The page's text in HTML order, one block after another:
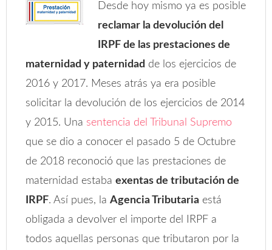
Desde hoy mismo ya es posible
reclamar la devolución del
IRPF de las prestaciones de
maternidad y paternidad de los ejercicios de
2016 y 2017. Meses atrás ya era posible
solicitar la devolución de los ejercicios de 2014
y 2015. Una sentencia del Tribunal Supremo
que se dio a conocer el pasado 5 de Octubre
de 2018 reconoció que las prestaciones de
maternidad estabaexentas de tributación de
IRPF. Así pues, laAgencia Tributaria está
obligada a devolver el importe del IRPF a
todos aquellas personas que tributaron por la